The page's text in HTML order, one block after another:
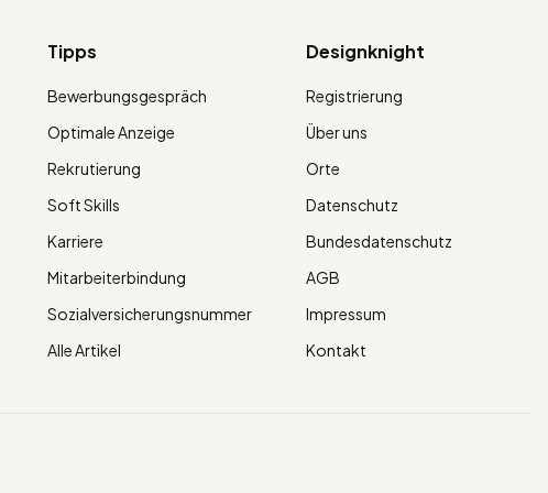
Tipps
Bewerbungsgespräch
Optimale Anzeige
Rekrutierung
Soft Skills
Karriere
Mitarbeiterbindung
Sozialversicherungsnummer
Alle Artikel
Designknight
Registrierung
Über uns
Orte
Datenschutz
Bundesdatenschutz
AGB
Impressum
Kontakt